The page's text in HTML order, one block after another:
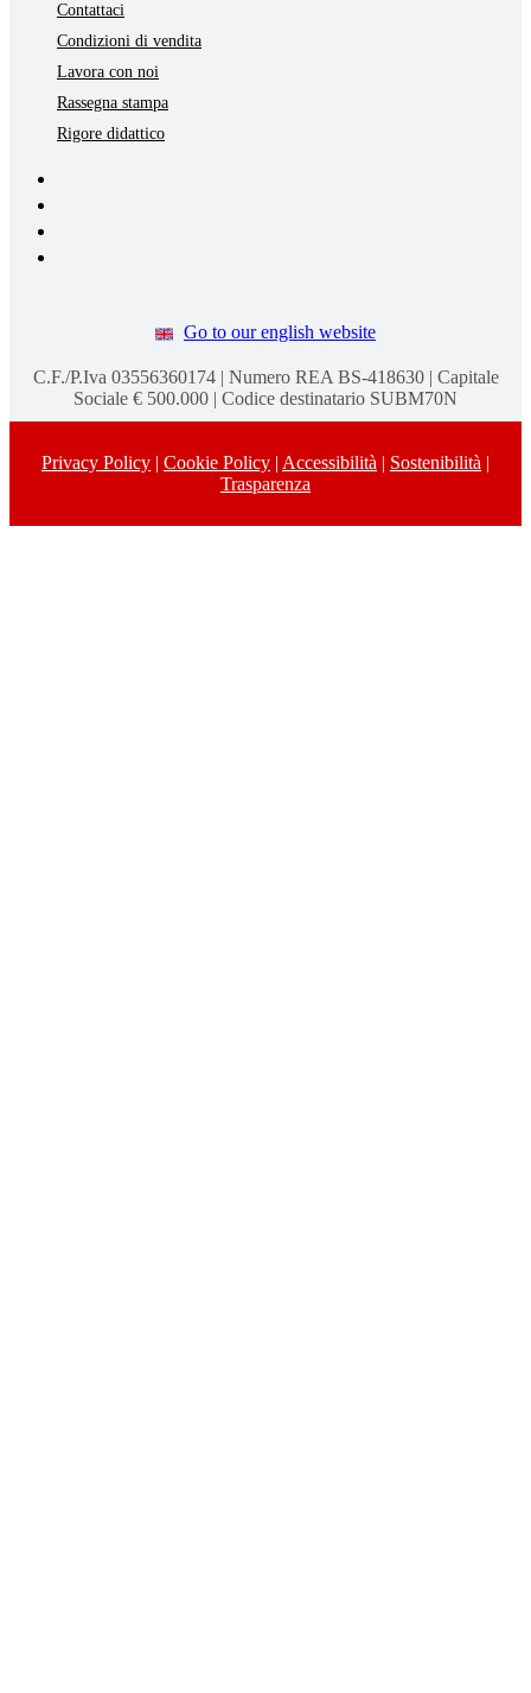
Contattaci
Condizioni di vendita
Lavora con noi
Rassegna stampa
Rigore didattico
Go to our english website
C.F./P.Iva 03556360174 | Numero REA BS-418630 | Capitale
Sociale € 500.000 | Codice destinatario SUBM70N
Privacy Policy | Cookie Policy | Accessibilità | Sostenibilità |
Trasparenza